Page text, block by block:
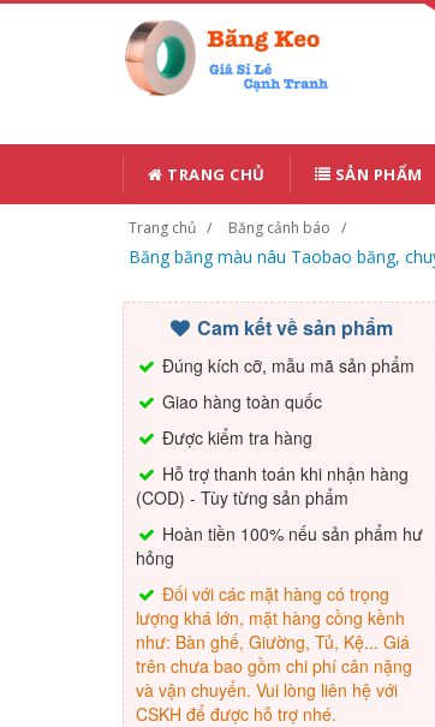
TRANG CHỦ SẢN PHẨM
Trang chủ Băng cảnh báo
Băng băng màu nâu Taobao băng,
Cam kết về sản phẩm
Đúng kích cỡ, mẫu mã sản phẩm
Giao hàng toàn quốc
Được kiểm tra hàng
Hỗ trợ thanh toán khi nhận hàng
(COD) - Tùy từng sản phẩm
Hoàn tiền 100% nếu sản phẩm hư
hỏng
Đối với các mặt hàng có trọng
lượng khá lớn, mặt hàng cồng kềnh
như: Bàn ghế, Giường, Tủ, Kệ... Giá
trên chưa bao gồm chi phí cân nặng
và vận chuyển. Vui lòng liên hệ với
CSKH để được hỗ trợ nhé.